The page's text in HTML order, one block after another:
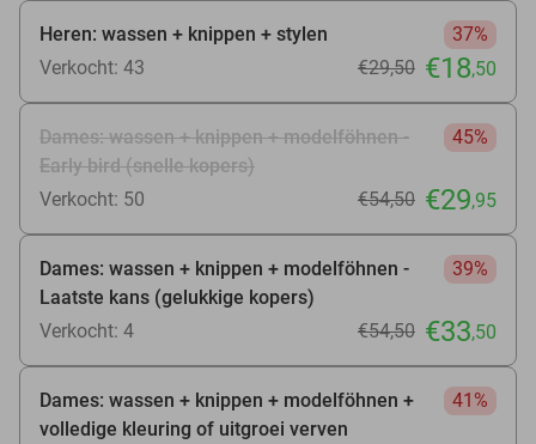
Heren: wassen + knippen + stylen
37%
Verkocht: 43
€29,50 €18,50
Dames: wassen + knippen + modelföhnen -
Early bird (snelle kopers)
45%
Verkocht: 50 €54,50 €29,95
Dames: wassen + knippen + modelföhnen -
Laatste kans (gelukkige kopers)
39%
Verkocht: 4 €54,50 €33,50
Dames: wassen + knippen + modelföhnen +
volledige kleuring of uitgroei verven
41%